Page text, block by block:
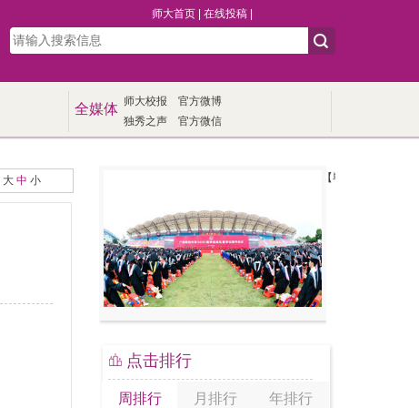
师大首页 在线投稿
全媒体 师大校报
官方微博
独秀之声
官方微信
大 中 小 【毕业季】我校举
点击排行
周排行 月排行 年排行